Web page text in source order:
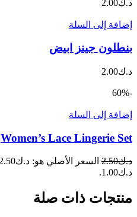
د.ك2.00
إضافة إلى السلة
بنطلون جينز ابيض
د.ك2.00
-60%
إضافة إلى السلة
Women’s Lace Lingerie Set
د.ك2.50 السعر الأصلي هو: د.ك2.50.
د.ك1.00.
منتجات ذات صلة